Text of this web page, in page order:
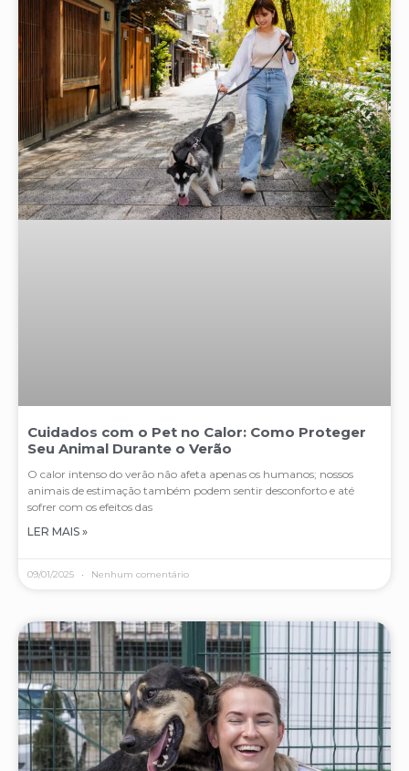
Cuidados com o Pet no Calor: Como Proteger
Seu Animal Durante o Verão
O calor intenso do verão não afeta apenas os humanos; nossos
animais de estimação também podem sentir desconforto e até
sofrer com os efeitos das
LER MAIS »
09/01/2025 Nenhum comentário